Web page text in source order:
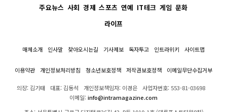
주요뉴스 사회 경제 스포츠 연예 IT테크 게임 문화
라이프
매체소개 인사말 찾아오시는길 기사제보 독자투고 인트라위키 사이트맵
이용약관 개인정보처리방침 청소년보호정책 저작권보호정책 이메일무단수집거부
의장: 김기태 대표: 김동석 개인정보책임자: 이경은
사업자번호: 553-81-03698
이메일:info@intramagazine.com